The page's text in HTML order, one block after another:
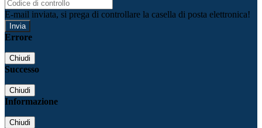
E-mail inviata, si prega di controllare la casella di posta elettronica!
Errore
Chiudi
Successo
Chiudi
Informazione
Chiudi